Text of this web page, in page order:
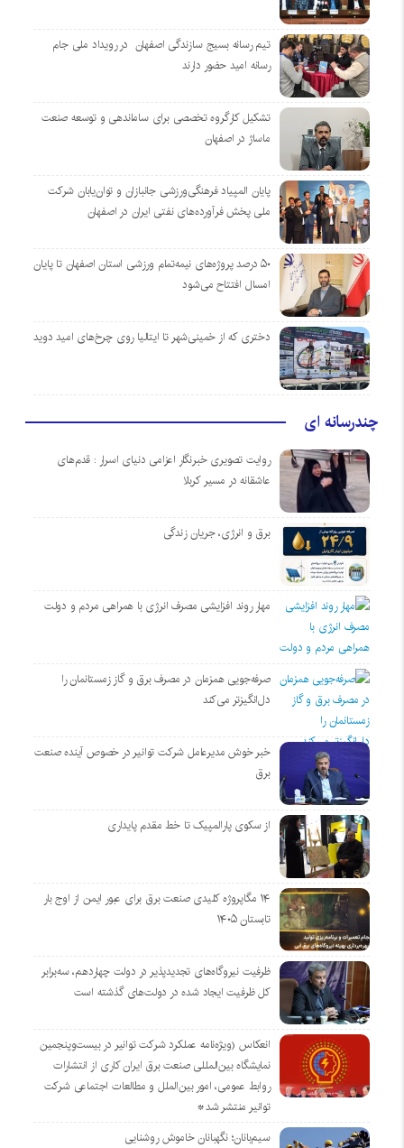
تیم رسانه بسیج سازندگی اصفهان در رویداد ملی جام
رسانه امید حضور دارند
تشکیل کارگروه تخصصی برای ساماندهی و توسعه صنعت
ماساژ در اصفهان
پایان المپیاد فرهنگی‌ورزشی جانبازان و توان‌یابان شرکت
ملی پخش فرآورده‌های نفتی ایران در اصفهان
۵۰ درصد پروژه‌های نیمه‌تمام ورزشی استان اصفهان تا پایان
امسال افتتاح می‌شود
دختری که از خمینی‌شهر تا ایتالیا روی چرخ‌های امید دوید
چندرسانه ای
روایت تصویری خبرنگار اعزامی دنیای اسرار : قدم‌های
عاشقانه در مسیر کربلا
برق و انرژی، جریان زندگی
مهار روند افزایشی مصرف انرژی با همراهی مردم و دولت
صرفه‌جویی همزمان در مصرف برق و گاز زمستانمان را
دل‌انگیزتر می‌کند
خبر خوش مدیرعامل شرکت توانیر در خصوص آینده صنعت
برق
از سکوی پارالمپیک تا خط مقدم پایداری
۱۴ مگاپروژه‌ کلیدی صنعت برق برای عبور ایمن از اوج بار
تابستان ۱۴۰۵
ظرفیت نیروگاه‌های تجدیدپذیر در دولت چهاردهم، سه‌برابر
کل ظرفیت ایجاد شده در دولت‌های گذشته است
انعکاس (ویژه‌نامه عملکرد شرکت توانیر در بیست‌وپنجمین
نمایشگاه بین‌المللی صنعت برق ایران کاری از انتشارات
روابط عمومی، امور بین‌الملل و مطالعات اجتماعی شرکت
توانیر منتشر شد*
سیم‌بانان؛ نگهبانان خاموش روشنایی